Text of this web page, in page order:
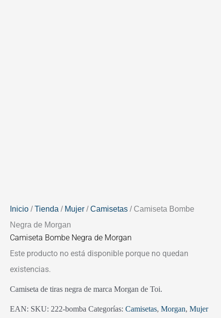
Inicio /Tienda / Mujer /Camisetas / Camiseta Bombe
Negra de Morgan
Camiseta Bombe Negra de Morgan
Este producto no está disponible porque no quedan
existencias.
Camiseta de tiras negra de marca Morgan de Toi.
EAN: SKU: 222-bomba Categorías: Camisetas, Morgan, Mujer